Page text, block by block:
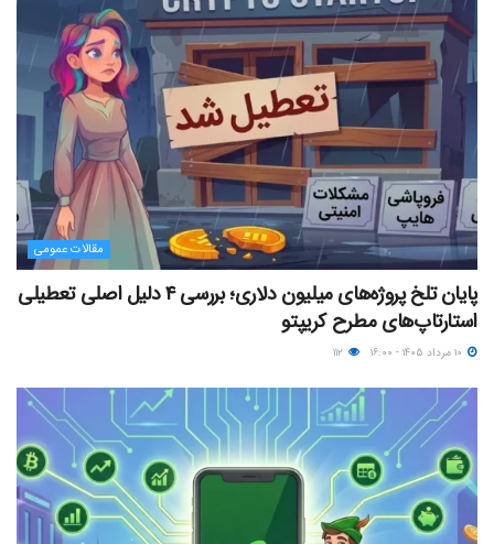
مقالات عمومی
پایان تلخ پروژه‌های میلیون دلاری؛ بررسی ۴ دلیل اصلی تعطیلی
استارتاپ‌های مطرح کریپتو